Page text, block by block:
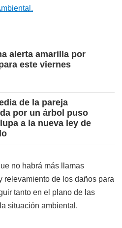
alerta amarilla por
este viernes
de la pareja
por un árbol puso
a la nueva ley de
no habrá más llamas
relevamiento de los daños para
tanto en el plano de las
situación ambiental.